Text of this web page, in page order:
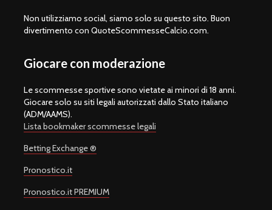
Non utilizziamo social, siamo solo su questo sito. Buon
divertimento con QuoteScommesseCalcio.com.
Giocare con moderazione
Le scommesse sportive sono vietate ai minori di 18 anni.
Giocare solo su siti legali autorizzati dallo Stato italiano
(ADM/AAMS).
Lista bookmaker scommesse legali
Betting Exchange ®
Pronostico.it
Pronostico.it PREMIUM